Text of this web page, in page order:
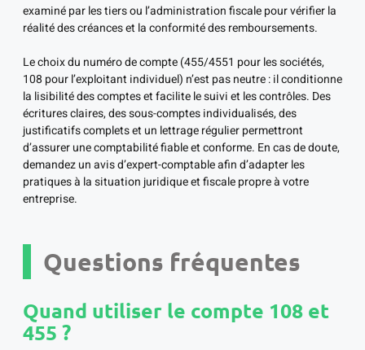
examiné par les tiers ou l’administration fiscale pour vérifier la
réalité des créances et la conformité des remboursements.
Le choix du numéro de compte (455/4551 pour les sociétés,
108 pour l’exploitant individuel) n’est pas neutre : il conditionne
la lisibilité des comptes et facilite le suivi et les contrôles. Des
écritures claires, des sous-comptes individualisés, des
justificatifs complets et un lettrage régulier permettront
d’assurer une comptabilité fiable et conforme. En cas de doute,
demandez un avis d’expert-comptable afin d’adapter les
pratiques à la situation juridique et fiscale propre à votre
entreprise.
Questions fréquentes
Quand utiliser le compte 108 et
455 ?